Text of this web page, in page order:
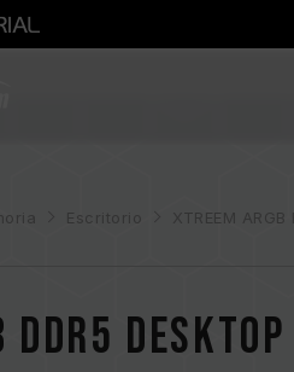
Escritorio XTREEM
DDR5